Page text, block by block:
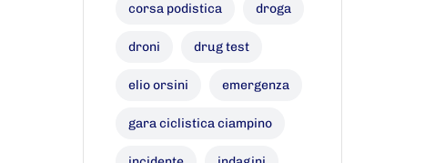
corsa podistica droga
droni drug test
elio orsini emergenza
gara ciclistica ciampino